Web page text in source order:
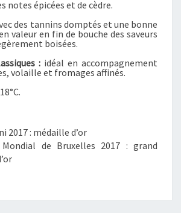
0
1
4
notes épicées et de cèdre.
des tannins domptés et une bonne
valeur en fin de bouche des saveurs
boisées.
: idéal en accompagnement
volaille et fromages affinés.
2017 : médaille d’or
Mondial de Bruxelles 2017 : grand